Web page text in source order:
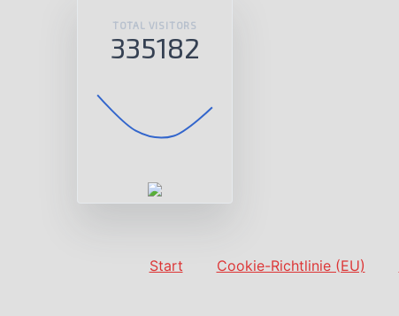
TOTAL VISITORS
335182
Start Cookie-Richtlinie (EU)